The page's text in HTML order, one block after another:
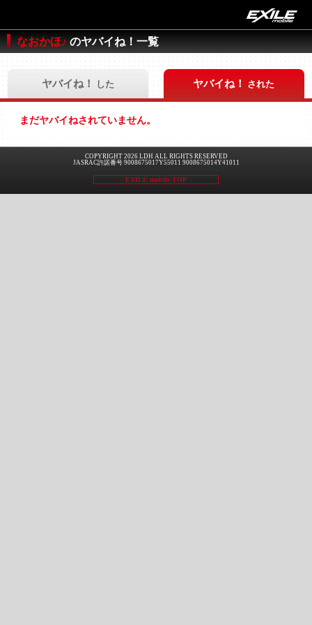
なおかほ♪ のヤバイね！一覧
ヤバイね！ した ヤバイね！ された
まだヤバイねされていません。
COPYRIGHT 2026 LDH ALL RIGHTS RESERVED
JASRAC許諾番号 9008675017Y55011 9008675014Y41011
EXILE mobile TOP